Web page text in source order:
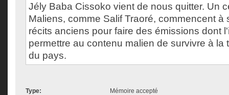
Jély Baba Cissoko vient de nous quitter. Un
Maliens, comme Salif Traoré, commencent à
récits anciens pour faire des émissions dont
permettre au contenu malien de survivre à la
du pays.
Type:
Mémoire accepté